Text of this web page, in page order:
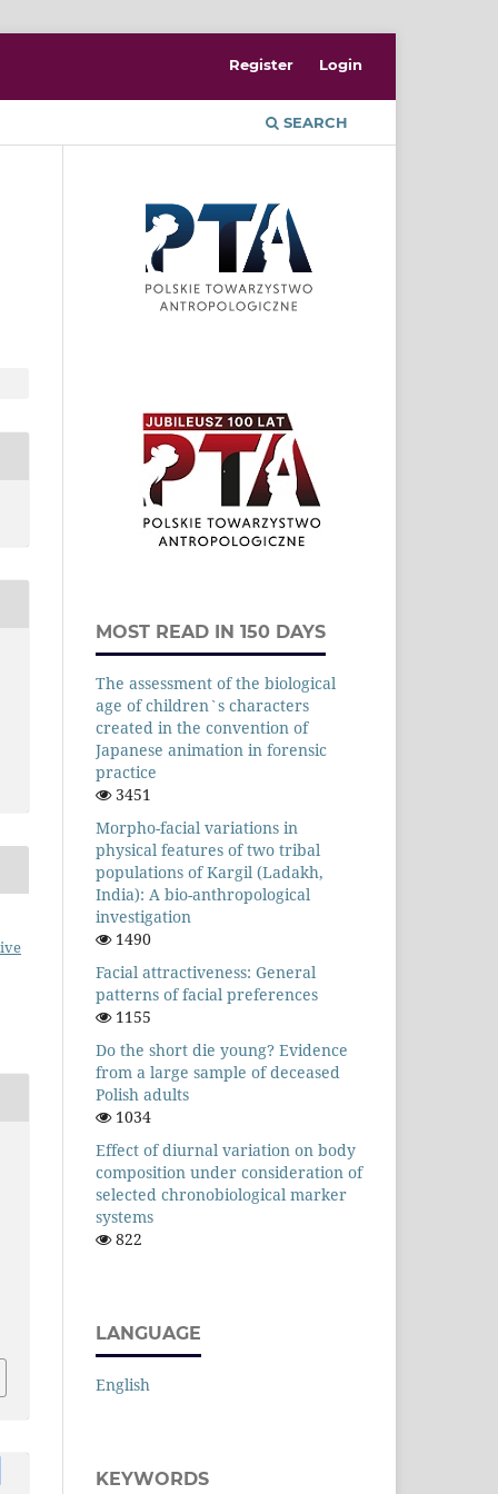
SEARCH
Register Login
MOST READ IN 150 DAYS
The assessment of the biological
age of children`s characters
created in the convention of
Japanese animation in forensic
practice
3451
Morpho-facial variations in
physical features of two tribal
populations of Kargil (Ladakh,
India): A bio-anthropological
investigation
1490
Facial attractiveness: General
patterns of facial preferences
1155
Do the short die young? Evidence
from a large sample of deceased
Polish adults
1034
Effect of diurnal variation on body
composition under consideration of
selected chronobiological marker
systems
822
LANGUAGE
English
KEYWORDS